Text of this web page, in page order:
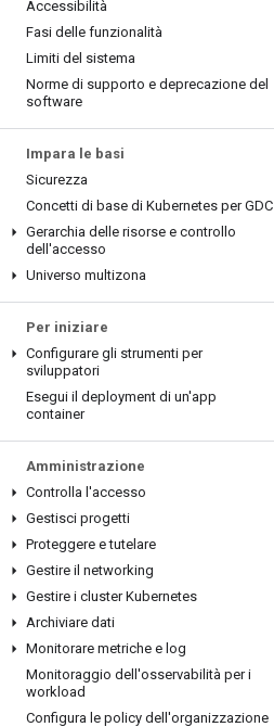
Accessibilità
Fasi delle funzionalità
Limiti del sistema
Norme di supporto e deprecazione del
software
Impara le basi
Sicurezza
Concetti di base di Kubernetes per GDC
Gerarchia delle risorse e controllo
dell'accesso
Universo multizona
Per iniziare
Configurare gli strumenti per
sviluppatori
Esegui il deployment di un'app
container
Amministrazione
Controlla l'accesso
Gestisci progetti
Proteggere e tutelare
Gestire il networking
Gestire i cluster Kubernetes
Archiviare dati
Monitorare metriche e log
Monitoraggio dell'osservabilità per i
workload
Configura le policy dell'organizzazione